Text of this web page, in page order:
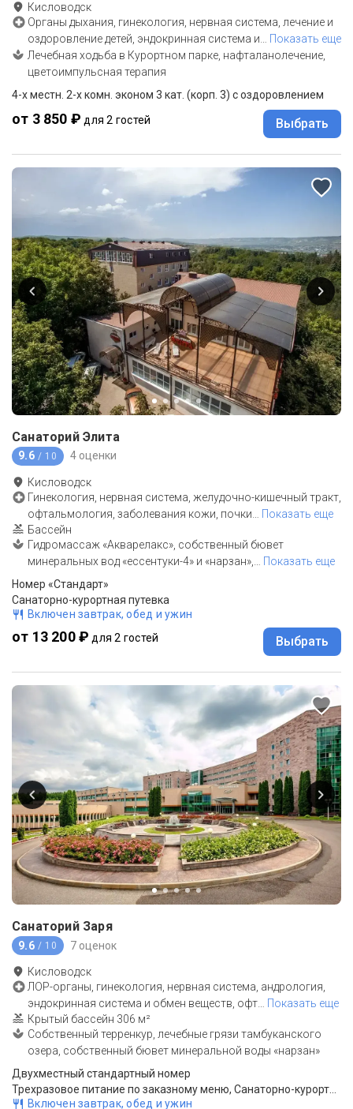
Кисловодск
Органы дыхания, гинекология, нервная система, лечение и
оздоровление детей, эндокринная система и… Показать еще
Лечебная ходьба в Курортном парке, нафталанолечение,
цветоимпульсная терапия
4-х местн. 2-х комн. эконом 3 кат. (корп. 3) с оздоровлением
от 3 850 ₽ для 2 гостей Выбрать
Санаторий Элита
9.6 / 10 4 оценки
Кисловодск
Гинекология, нервная система, желудочно-кишечный тракт,
офтальмология, заболевания кожи, почки
Показать еще
Бассейн
Гидромассаж «Акварелакс», собственный бювет
минеральных вод «ессентуки-4» и «нарзан»,
Показать еще
Номер «Стандарт»
Санаторно-курортная путевка
Включен завтрак, обед и ужин
от 13 200 ₽ для 2 гостей Выбрать
Санаторий Заря
9.6 / 10 7 оценок
Кисловодск
ЛОР-органы, гинекология, нервная система, андрология,
эндокринная система и обмен веществ, офт
Показать еще
Крытый бассейн 306 м²
Собственный терренкур, лечебные грязи тамбуканского
озера, собственный бювет минеральной воды «нарзан»
Двухместный стандартный номер
Включен завтрак, обед и ужин